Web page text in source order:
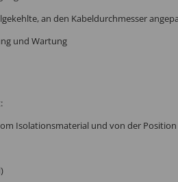
an den Kabeldurchmesser
und Wartung
Isolationsmaterial und von der